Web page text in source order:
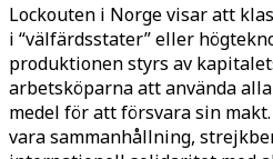
Lockouten i Norge visar att
i “välfärdsstater” eller
produktionen styrs av
arbetsköparna att använda
medel för att försvara sin
vara sammanhållning,